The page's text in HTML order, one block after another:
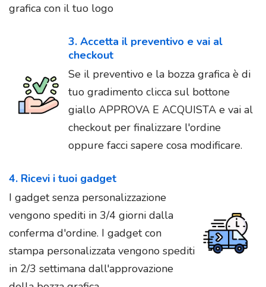
grafica con il tuo logo
3. Accetta il preventivo e vai al
checkout
Se il preventivo e la bozza grafica è di
tuo gradimento clicca sul bottone
giallo APPROVA E ACQUISTA e vai al
checkout per finalizzare l'ordine
oppure facci sapere cosa modificare.
4. Ricevi i tuoi gadget
I gadget senza personalizzazione
vengono spediti in 3/4 giorni dalla
conferma d'ordine. I gadget con
stampa personalizzata vengono spediti
in 2/3 settimana dall'approvazione